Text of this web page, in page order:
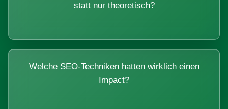
statt nur theoretisch?
Welche SEO-Techniken hatten wirklich einen
Impact?